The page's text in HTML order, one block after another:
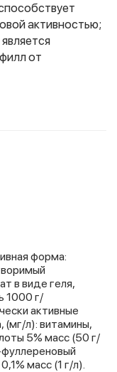
активностью;
от
форма:
в виде геля,
1000 г/
активные
(мг/л): витамины,
5% масс (50 г/
масс (1 г/л).